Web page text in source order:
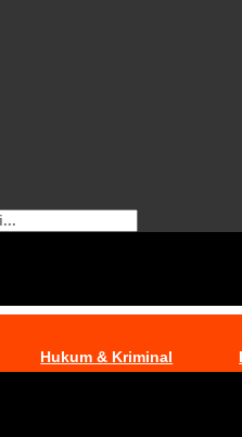
Hukum & Kriminal